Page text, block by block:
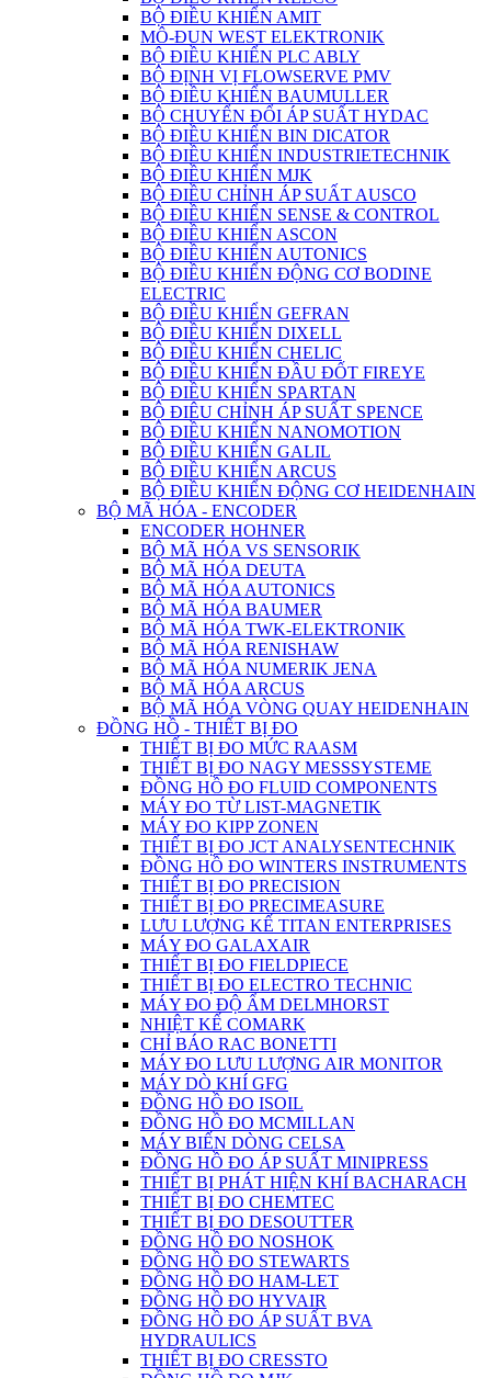
BỘ ĐIỀU KHIỂN AMIT
MÔ-ĐUN WEST ELEKTRONIK
BỘ ĐIỀU KHIỂN PLC ABLY
BỘ ĐỊNH VỊ FLOWSERVE PMV
BỘ ĐIỀU KHIỂN BAUMULLER
BỘ CHUYỂN ĐỔI ÁP SUẤT HYDAC
BỘ ĐIỀU KHIỂN BIN DICATOR
BỘ ĐIỀU KHIỂN INDUSTRIETECHNIK
BỘ ĐIỀU KHIỂN MJK
BỘ ĐIỀU CHỈNH ÁP SUẤT AUSCO
BỘ ĐIỀU KHIỂN SENSE & CONTROL
BỘ ĐIỀU KHIỂN ASCON
BỘ ĐIỀU KHIỂN AUTONICS
BỘ ĐIỀU KHIỂN ĐỘNG CƠ BODINE
ELECTRIC
BỘ ĐIỀU KHIỂN GEFRAN
BỘ ĐIỀU KHIỂN DIXELL
BỘ ĐIỀU KHIỂN CHELIC
BỘ ĐIỀU KHIỂN ĐẦU ĐỐT FIREYE
BỘ ĐIỀU KHIỂN SPARTAN
BỘ ĐIÊU CHỈNH ÁP SUẤT SPENCE
BỘ ĐIỀU KHIỂN NANOMOTION
BỘ ĐIỀU KHIỂN GALIL
BỘ ĐIỀU KHIỂN ARCUS
BỘ ĐIỀU KHIỂN ĐỘNG CƠ HEIDENHAIN
BỘ MÃ HÓA - ENCODER
ENCODER HOHNER
BỘ MÃ HÓA VS SENSORIK
BỘ MÃ HÓA DEUTA
BỘ MÃ HÓA AUTONICS
BỘ MÃ HÓA BAUMER
BỘ MÃ HÓA TWK-ELEKTRONIK
BỘ MÃ HÓA RENISHAW
BỘ MÃ HÓA NUMERIK JENA
BỘ MÃ HÓA ARCUS
BỘ MÃ HÓA VÒNG QUAY HEIDENHAIN
ĐỒNG HỒ - THIẾT BỊ ĐO
THIẾT BỊ ĐO MỨC RAASM
THIẾT BỊ ĐO NAGY MESSSYSTEME
ĐỒNG HỒ ĐO FLUID COMPONENTS
MÁY ĐO TỪ LIST-MAGNETIK
MÁY ĐO KIPP ZONEN
THIẾT BỊ ĐO JCT ANALYSENTECHNIK
ĐỒNG HỒ ĐO WINTERS INSTRUMENTS
THIẾT BỊ ĐO PRECISION
THIẾT BỊ ĐO PRECIMEASURE
LƯU LƯỢNG KẾ TITAN ENTERPRISES
MÁY ĐO GALAXAIR
THIẾT BỊ ĐO FIELDPIECE
THIẾT BỊ ĐO ELECTRO TECHNIC
MÁY ĐO ĐỘ ẨM DELMHORST
NHIỆT KẾ COMARK
CHỈ BÁO RAC BONETTI
MÁY ĐO LƯU LƯỢNG AIR MONITOR
MÁY DÒ KHÍ GFG
ĐỒNG HỒ ĐO ISOIL
ĐỒNG HỒ ĐO MCMILLAN
MÁY BIẾN DÒNG CELSA
ĐỒNG HỒ ĐO ÁP SUẤT MINIPRESS
THIẾT BỊ PHÁT HIỆN KHÍ BACHARACH
THIẾT BỊ ĐO CHEMTEC
THIẾT BỊ ĐO DESOUTTER
ĐỒNG HỒ ĐO NOSHOK
ĐỒNG HỒ ĐO STEWARTS
ĐỒNG HỒ ĐO HAM-LET
ĐỒNG HỒ ĐO HYVAIR
ĐỒNG HỒ ĐO ÁP SUẤT BVA
HYDRAULICS
THIẾT BỊ ĐO CRESSTO